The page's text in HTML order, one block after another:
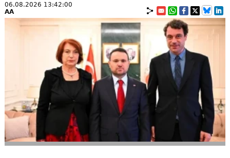
06.08.2026 13:42:00
AA